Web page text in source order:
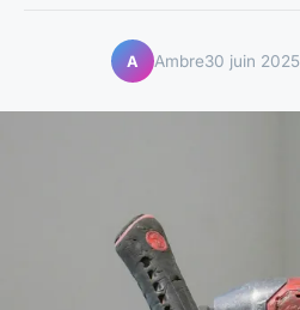
A Ambre30 juin 2025